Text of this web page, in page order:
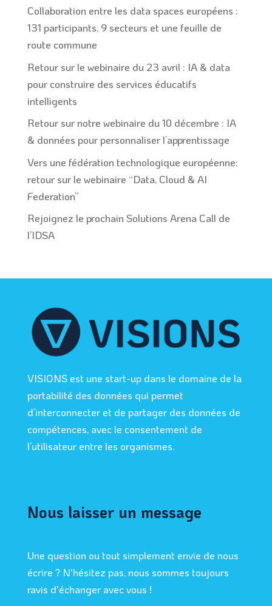
Collaboration entre les data spaces européens :
131 participants, 9 secteurs et une feuille de
route commune
Retour sur le webinaire du 23 avril : IA & data
pour construire des services éducatifs
intelligents
Retour sur notre webinaire du 10 décembre : IA
& données pour personnaliser l’apprentissage
Vers une fédération technologique européenne:
retour sur le webinaire “Data, Cloud & AI
Federation”
Rejoignez le prochain Solutions Arena Call de
l’IDSA
VISIONS est une start-up dans le domaine de la
portabilité des données qui permet
d’interconnecter et de partager des données de
compétences, avec le consentement de
l’utilisateur entre les organismes.
Nous laisser un message
Une question ou tout simplement envie de nous
écrire ? N'hésitez pas, nous sommes toujours
ravis d'échanger avec vous !